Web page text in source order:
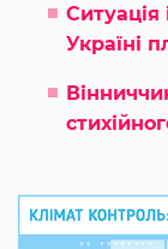
Ситуація
Україні